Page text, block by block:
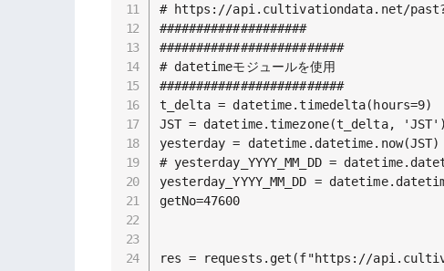
# https://api.cultivationdata.net/
####################
#########################
# datetimeモジュールを使用
#########################
t_delta = datetime.timedelta(hours=9)
JST = datetime.timezone(t_delta, 'JST')
yesterday =
# yesterday_YYYY_MM_DD =
yesterday_YYYY_MM_DD =
getNo=47600
res = requests.get(f"https://